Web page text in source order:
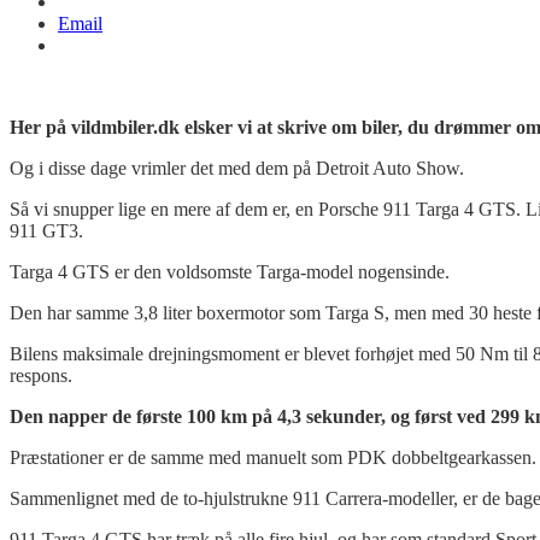
Email
Her på vildmbiler.dk elsker vi at skrive om biler, du drømmer
Og i disse dage vrimler det med dem på Detroit Auto Show.
Så vi snupper lige en mere af dem er, en Porsche 911 Targa 4
911 GT3.
Targa 4 GTS er den voldsomste Targa-model nogensinde.
Den har samme 3,8 liter boxermotor som Targa S, men med 30
Bilens maksimale drejningsmoment er blevet forhøjet med 50 Nm
respons.
Den napper de første 100 km på 4,3 sekunder, og først ved 299
Præstationer er de samme med manuelt som PDK dobbeltgearkassen.
Sammenlignet med de to-hjulstrukne 911 Carrera-modeller, er de